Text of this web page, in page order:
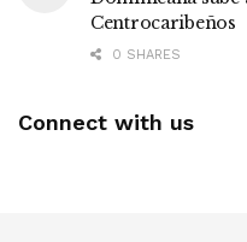
Centrocaribeños
0 SHARES
Connect with us